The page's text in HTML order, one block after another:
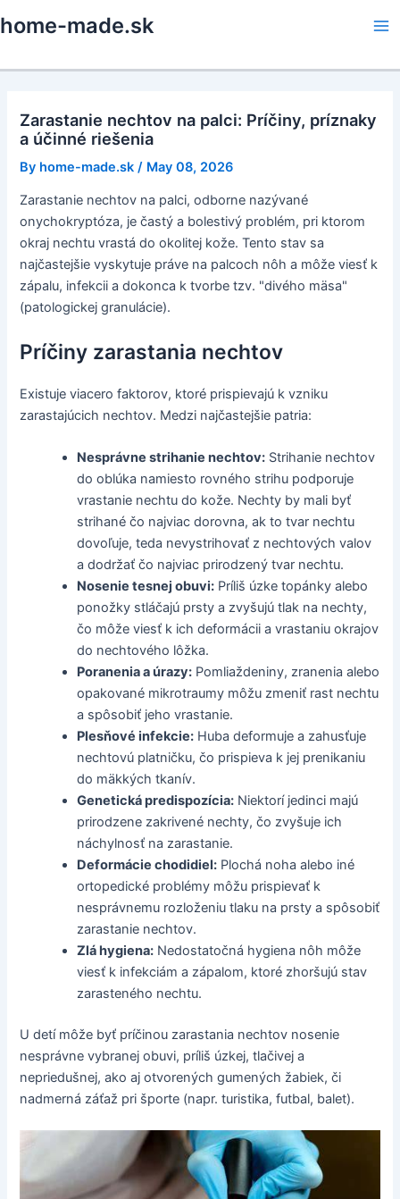
to
home-made.sk
Zarastanie nechtov na palci: Príčiny, príznaky
a účinné riešenia
By home-made.sk / May 08, 2026
Zarastanie nechtov na palci, odborne nazývané
onychokryptóza, je častý a bolestivý problém, pri ktorom
okraj nechtu vrastá do okolitej kože. Tento stav sa
najčastejšie vyskytuje práve na palcoch nôh a môže viesť k
zápalu, infekcii a dokonca k tvorbe tzv. "divého mäsa"
(patologickej granulácie).
Príčiny zarastania nechtov
Existuje viacero faktorov, ktoré prispievajú k vzniku
zarastajúcich nechtov. Medzi najčastejšie patria:
Nesprávne strihanie nechtov: Strihanie nechtov
do oblúka namiesto rovného strihu podporuje
vrastanie nechtu do kože. Nechty by mali byť
strihané čo najviac dorovna, ak to tvar nechtu
dovoľuje, teda nevystrihovať z nechtových valov
a dodržať čo najviac prirodzený tvar nechtu.
Nosenie tesnej obuvi: Príliš úzke topánky alebo
ponožky stláčajú prsty a zvyšujú tlak na nechty,
čo môže viesť k ich deformácii a vrastaniu okrajov
do nechtového lôžka.
Poranenia a úrazy: Pomliaždeniny, zranenia alebo
opakované mikrotraumy môžu zmeniť rast nechtu
a spôsobiť jeho vrastanie.
Plesňové infekcie: Huba deformuje a zahusťuje
nechtovú platničku, čo prispieva k jej prenikaniu
do mäkkých tkanív.
Genetická predispozícia: Niektorí jedinci majú
prirodzene zakrivené nechty, čo zvyšuje ich
náchylnosť na zarastanie.
Deformácie chodidiel: Plochá noha alebo iné
ortopedické problémy môžu prispievať k
nesprávnemu rozloženiu tlaku na prsty a spôsobiť
zarastanie nechtov.
Zlá hygiena: Nedostatočná hygiena nôh môže
viesť k infekciám a zápalom, ktoré zhoršujú stav
zarasteného nechtu.
U detí môže byť príčinou zarastania nechtov nosenie
nesprávne vybranej obuvi, príliš úzkej, tlačivej a
nepriedušnej, ako aj otvorených gumených žabiek, či
nadmerná záťaž pri športe (napr. turistika, futbal, balet).